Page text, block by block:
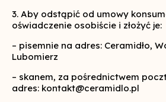
3. Aby odstąpić od umowy
oświadczenie osobiście i złożyć je:
– pisemnie na adres: Ceramidło,
Lubomierz
– skanem, za pośrednictwem
adres: kontakt@ceramidlo.pl